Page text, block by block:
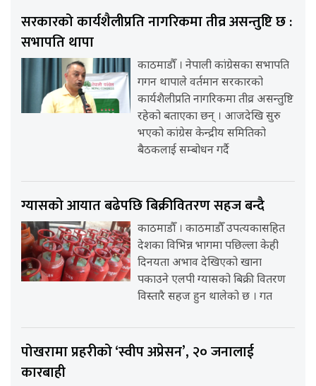
सरकारको कार्यशैलीप्रति नागरिकमा तीव्र असन्तुष्टि छ :
सभापति थापा
काठमाडौँ । नेपाली कांग्रेसका सभापति
गगन थापाले वर्तमान सरकारको
कार्यशैलीप्रति नागरिकमा तीव्र असन्तुष्टि
रहेको बताएका छन् । आजदेखि सुरु
भएको कांग्रेस केन्द्रीय समितिको
बैठकलाई सम्बोधन गर्दै
ग्यासको आयात बढेपछि बिक्रीवितरण सहज बन्दै
काठमाडौँ । काठमाडौँ उपत्यकासहित
देशका विभिन्न भागमा पछिल्ला केही
दिनयता अभाव देखिएको खाना
पकाउने एलपी ग्यासको बिक्री वितरण
विस्तारै सहज हुन थालेको छ । गत
पोखरामा प्रहरीको ‘स्वीप अप्रेसन’, २० जनालाई
कारबाही